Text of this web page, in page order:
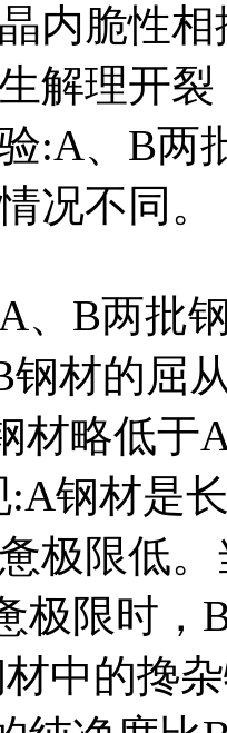
内脆性
解理开
:A、B两
况不同。
、B两批
钢材的屈
材略低于
钢材是
极限低
极限时，
中的搀